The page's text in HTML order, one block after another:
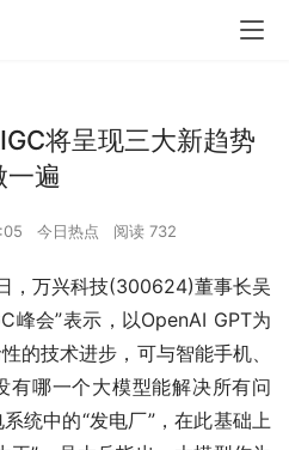
将呈现三大新趋势
一遍
今日热点 阅读 732
，万兴科技(300624)董事长吴
峰会”表示，以OpenAI GPT为
的技术进步，可与智能手机、
有哪一个大模型能解决所有问
统中的“发电厂”，在此基础上